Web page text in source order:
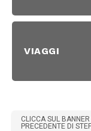
VIAGGI
CLICCA SUL
PRECEDENTE DI